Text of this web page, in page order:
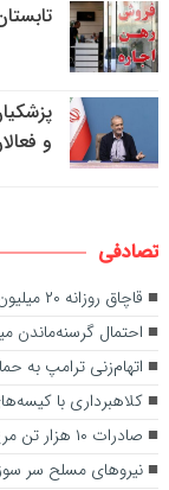
و
تصادفی
قاچاق روزانه ۲۰ میلیون لیتر فرآورده نفتی
احتمال گرسنه‌ماندن
اتهام‌زنی ترامپ به
کلاهبرداری با کیسه‌های برنج/۲ تن
صادرات ۱۰ هزار تن مرغ معادل ۱.۵ روز تولید کشور است
نیروهای مسلح سر